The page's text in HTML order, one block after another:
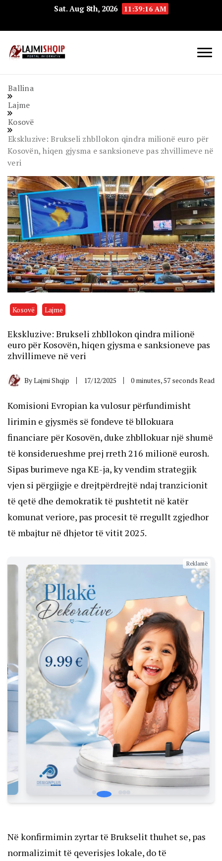
Sat. Aug 8th, 2026 11:39:17 AM
Ballina
Lajme
Kosovë
Ekskluzive: Brukseli zhbllokon qindra milionë euro për
Kosovën, hiqen gjysma e sanksioneve pas zhvillimeve në
veri
Kosovë Lajme
Ekskluzive: Brukseli zhbllokon qindra milionë
euro për Kosovën, hiqen gjysma e sanksioneve pas
zhvillimeve në veri
ByLajmi Shqip 17/12/2025 0 minutes, 57 seconds Read
Komisioni Evropian ka vulosur përfundimisht
lirimin e gjysmës së fondeve të bllokuara
financiare për Kosovën, duke zhbllokuar një shumë
të konsiderueshme prej rreth 216 milionë eurosh.
Sipas burimeve nga KE-ja, ky vendim strategjik
vjen si përgjigje e drejtpërdrejtë ndaj tranzicionit
të qetë dhe demokratik të pushtetit në katër
komunat veriore, pas procesit të rregullt zgjedhor
të mbajtur në dhjetor të vitit 2025.
Reklamë
Në konfirmimin zyrtar të Brukselit thuhet se, pas
normalizimit të qeverisjes lokale, do të